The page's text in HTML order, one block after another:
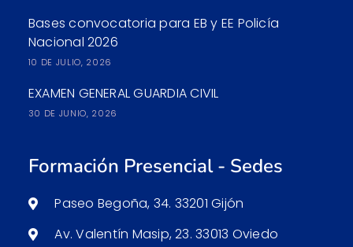
Bases convocatoria para EB y EE Policía
Nacional 2026
10 DE JULIO, 2026
EXAMEN GENERAL GUARDIA CIVIL
30 DE JUNIO, 2026
Formación Presencial - Sedes
Paseo Begoña, 34. 33201 Gijón
Av. Valentín Masip, 23. 33013 Oviedo